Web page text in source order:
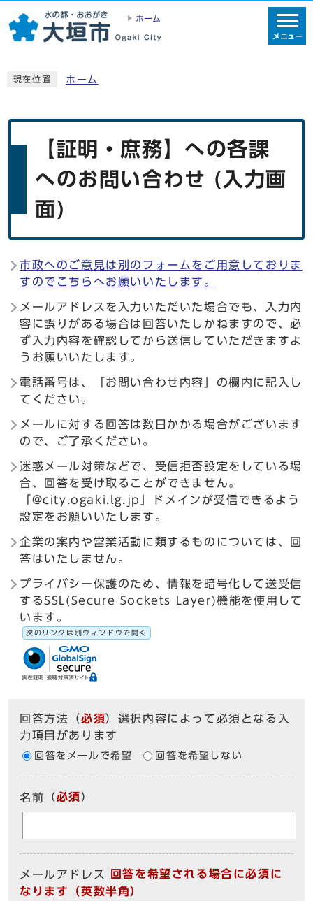
ホーム
メニュー
現在位置 ホーム
【証明・庶務】への各課
へのお問い合わせ (入力画
面)
市政へのご意見は別のフォームをご用意しておりま
すのでこちらへお願いいたします。
メールアドレスを入力いただいた場合でも、入力内
容に誤りがある場合は回答いたしかねますので、必
ず入力内容を確認してから送信していただきますよ
うお願いいたします。
電話番号は、「お問い合わせ内容」の欄内に記入し
てください。
メールに対する回答は数日かかる場合がございます
ので、ご了承ください。
迷惑メール対策などで、受信拒否設定をしている場
合、回答を受け取ることができません。
「@city.ogaki.lg.jp」ドメインが受信できるよう
設定をお願いいたします。
企業の案内や営業活動に類するものについては、回
答はいたしません。
プライバシー保護のため、情報を暗号化して送受信
するSSL(Secure Sockets Layer)機能を使用して
います。
次のリンクは別ウィンドウで開く
回答方法 （必須）選択内容によって必須となる入
力項目があります
回答をメールで希望 回答を希望しない
名前 （必須）
メールアドレス
回答を希望される場合に必須に
なります（英数半角）